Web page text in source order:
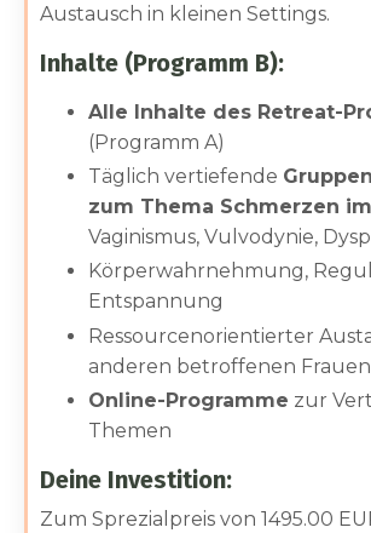
Austausch in kleinen Settings.
Inhalte (Programm B):
Alle Inhalte des Retreat-
(Programm A)
Täglich vertiefende
zum Thema Schmerzen
Vaginismus, Vulvodynie,
Körperwahrnehmung,
Entspannung
Ressourcenorientierter
anderen betroffenen Frauen
Online-Programme zur
Themen
Deine Investition:
Zum Sprezialpreis von 1495.00